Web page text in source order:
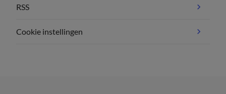
RSS
Cookie instellingen